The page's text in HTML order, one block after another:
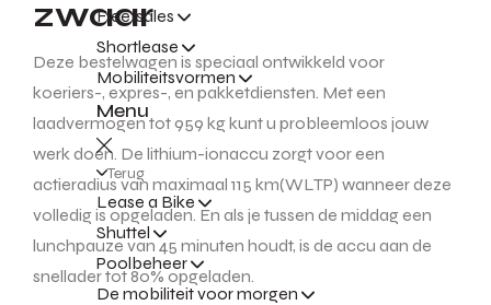
Fleetsales
Shortlease
Mobiliteitsvormen
Menu
Terug
Lease a Bike
Shuttel
Poolbeheer
De mobiliteit voor morgen
zwaar
Deze bestelwagen is speciaal ontwikkeld voor
koeriers-, expres-, en pakketdiensten. Met een
laadvermogen tot 959 kg kunt u probleemloos jouw
werk doen. De lithium-ionaccu zorgt voor een
actieradius van maximaal 115 km(WLTP) wanneer deze
volledig is opgeladen. En als je tussen de middag een
lunchpauze van 45 minuten houdt, is de accu aan de
snellader tot 80% opgeladen.